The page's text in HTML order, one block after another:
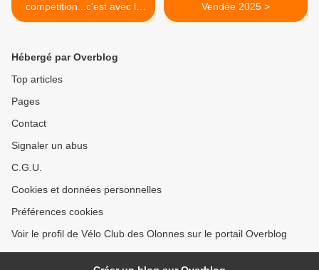
compétition...c'est avec le
Vélo club des Olonnes
Vendée 2025 >
Hébergé par Overblog
Top articles
Pages
Contact
Signaler un abus
C.G.U.
Cookies et données personnelles
Préférences cookies
Voir le profil de Vélo Club des Olonnes sur le portail Overblog